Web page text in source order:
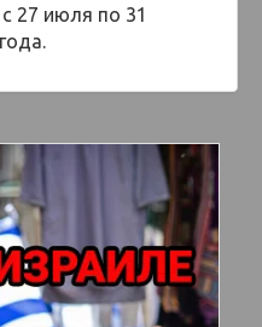
27 июля по 31